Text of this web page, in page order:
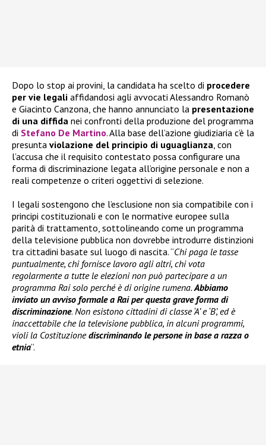
Dopo lo stop ai provini, la candidata ha scelto di procedere
per vie legali affidandosi agli avvocati Alessandro Romanò
e Giacinto Canzona, che hanno annunciato la presentazione
di una diffida nei confronti della produzione del programma
di Stefano De Martino. Alla base dell’azione giudiziaria c’è la
presunta violazione del principio di uguaglianza , con
l’accusa che il requisito contestato possa configurare una
forma di discriminazione legata all’origine personale e non a
reali competenze o criteri oggettivi di selezione.
I legali sostengono che l’esclusione non sia compatibile con i
principi costituzionali e con le normative europee sulla
parità di trattamento, sottolineando come un programma
della televisione pubblica non dovrebbe introdurre distinzioni
tra cittadini basate sul luogo di nascita. “Chi paga le tasse
puntualmente, chi fornisce lavoro agli altri, chi vota
regolarmente a tutte le elezioni non può partecipare a un
programma Rai solo perché è di origine rumena.Abbiamo
inviato un avviso formale a Rai per questa grave forma di
discriminazione. Non esistono cittadini di classe ‘A’ e ‘B’, ed è
inaccettabile che la televisione pubblica, in alcuni programmi,
violi la Costituzionediscriminando le persone in base a razza o
etnia”.